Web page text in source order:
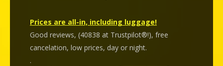
Prices are all-in, including luggage!
Good reviews, (40838 at Trustpilot®!), free
cancelation, low prices, day or night.
.